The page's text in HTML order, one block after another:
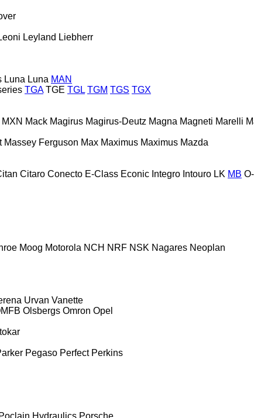
Leyland Liebherr
Luna Luna MAN
TGA TGE TGL TGM TGS TGX
MXN Mack Magirus Magirus-Deutz Magna Magneti Marelli
Massey Ferguson Max Maximus Maximus Mazda
Citaro Conecto E-Class Econic Integro Intouro LK MB
Moog Motorola NCH NRF NSK Nagares Neoplan
Urvan Vanette
Olsbergs Omron Opel
Pegaso Perfect Perkins
Poclain Hydraulics Porsche